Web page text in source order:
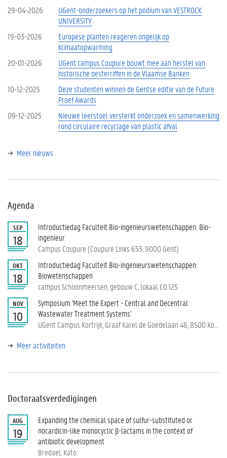
29-04-2026
UGent-onderzoekers op het podium van VESTROCK
UNIVERSITY
19-03-2026
Europese planten reageren ongelijk op
klimaatopwarming
20-01-2026
UGent campus Coupure bouwt mee aan herstel van
historische oesterriffen in de Vlaamse Banken
10-12-2025
Deze studenten winnen de Gentse editie van de Future
Proef Awards
09-12-2025
Nieuwe leerstoel versterkt onderzoek en samenwerking
rond circulaire recyclage van plastic afval
Meer nieuws
Agenda
SEP
18
Introductiedag Faculteit Bio-ingenieurswetenschappen: Bio-
ingenieur
Campus Coupure (Coupure Links 653, 9000 Gent)
OKT
18
Introductiedag Faculteit Bio-ingenieurswetenschappen:
Biowetenschappen
campus Schoonmeersen, gebouw C, lokaal C0.125
NOV
10
Symposium 'Meet the Expert - Central and Decentral
Wastewater Treatment Systems'
Meer activiteiten
Doctoraatsverdedigingen
AUG
19
Expanding the chemical space of sulfur-substituted or
nocardicin-like monocyclic β-lactams in the context of
antibiotic development
Bredael, Kato